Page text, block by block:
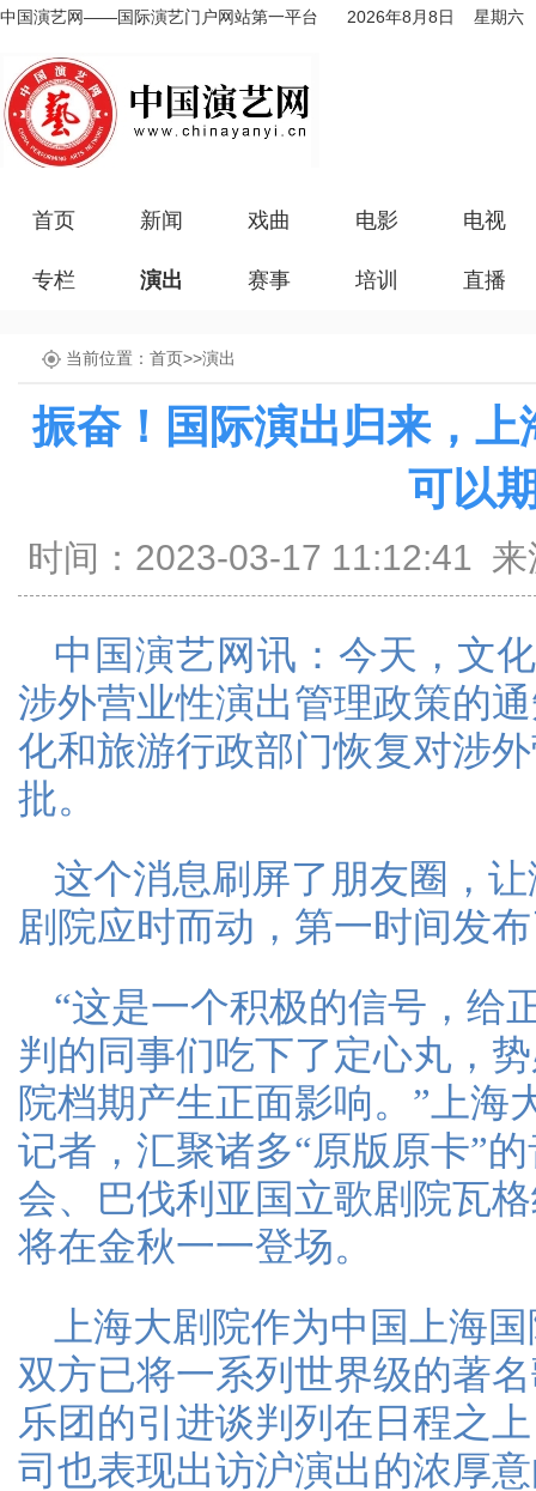
中国演艺网——国际演艺门户网站第一平台 2026年8月8日 星期六
首页 新闻 戏曲 电影 电视
专栏 演出 赛事 培训 直播
当前位置： 首页>>演出
振奋！国际演出归来，
可以
时间：2023-03-17 11:12:41
中国演艺网讯： 今天，文
涉外营业性演出管理政策的
化和旅游行政部门恢复对涉
批。
这个消息刷屏了朋友圈，
剧院应时而动，第一时间发
“这是一个积极的信号，给
判的同事们吃下了定心丸，
院档期产生正面影响。”上海
记者，汇聚诸多“原版原卡”
会、巴伐利亚国立歌剧院瓦
将在金秋一一登场。
上海大剧院作为中国上海
双方已将一系列世界级的著
乐团的引进谈判列在日程之
司也表现出访沪演出的浓厚